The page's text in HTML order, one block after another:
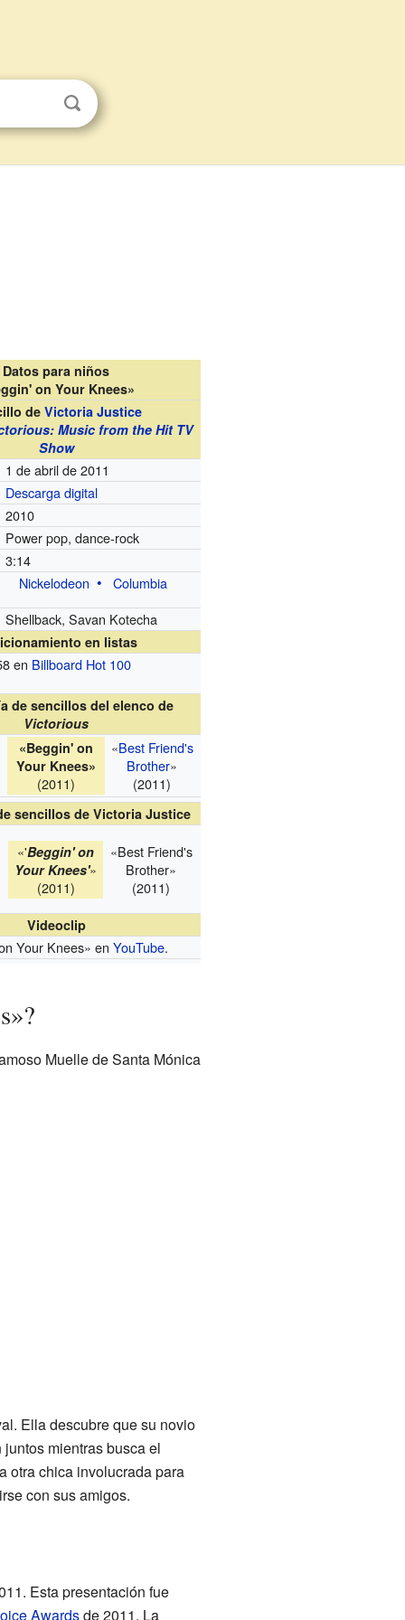
Datos para niños
on Your Knees»
de Victoria Justice
Music from the Hit TV
Show
1 de abril de 2011
Descarga digital
2010
Power pop, dance-rock
3:14
Nickelodeon Columbia
Shellback, Savan Kotecha
en listas
en Billboard Hot 100
de sencillos del elenco de
Victorious
«Beggin' on
Your Knees»
(2011)
«Best Friend's
Brother»
(2011)
sencillos de Victoria Justice
«'Beggin' on
Your Knees'»
(2011)
«Best Friend's
Brother»
(2011)
Videoclip
Your Knees» enYouTube.
Muelle de Santa Mónica
Ella descubre que su novio
mientras busca el
otra chica involucrada para
con sus amigos.
Esta presentación fue
Awardsde 2011. La